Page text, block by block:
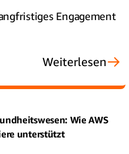
Engagement
Weiterlesen
Wie AWS
unterstützt